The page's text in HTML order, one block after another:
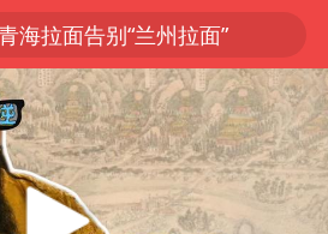
海拉面告别“兰州拉面”
以“新”破局 首发经济点亮城市消费活力
国足三战全胜
青海海西州茫崖市发生3.1级地震
我国编制完成新版全月地质图